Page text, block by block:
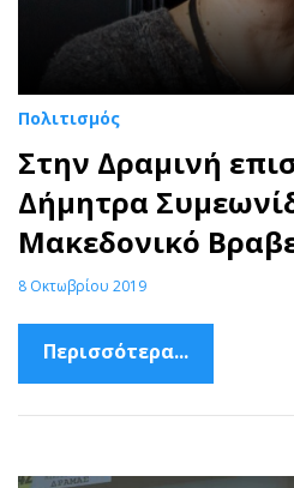
Πολιτισμός
Στην Δραμινή
Δήμητρα
Μακεδονικό
8 Οκτωβρίου 2019
Περισσότερα...